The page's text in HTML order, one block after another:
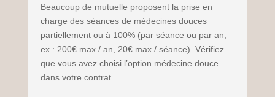
Beaucoup de mutuelle proposent la prise en
charge des séances de médecines douces
partiellement ou à 100% (par séance ou par an,
ex : 200€ max / an, 20€ max / séance). Vérifiez
que vous avez choisi l’option médecine douce
dans votre contrat.